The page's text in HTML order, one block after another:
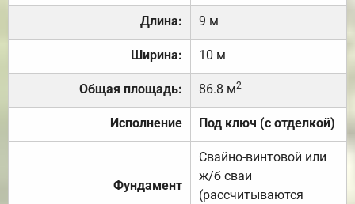
Длина: 9 м
Ширина: 10 м
Общая площадь: 86.8 м2
Исполнение Под ключ (с отделкой)
Фундамент
Свайно-винтовой или
ж/б сваи
(рассчитываются